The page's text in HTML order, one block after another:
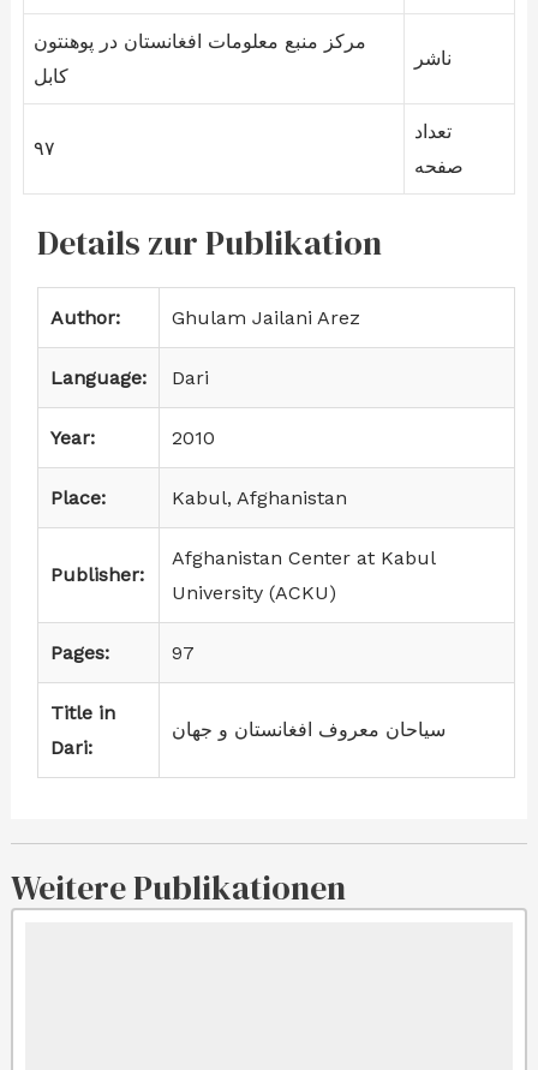
مرکز منبع معلومات افغانستان در پوهنتون
کابل
ناشر
۹۷
تعداد
صفحه
Details zur Publikation
Author: Ghulam Jailani Arez
Language: Dari
Year: 2010
Place: Kabul, Afghanistan
Publisher:
Afghanistan Center at Kabul
University (ACKU)
Pages: 97
Title in
Dari:
سیاحان معروف افغانستان و جهان
Weitere Publikationen